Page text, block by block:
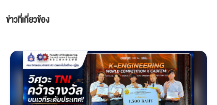
ข่าวที่เกี่ยวข้อง